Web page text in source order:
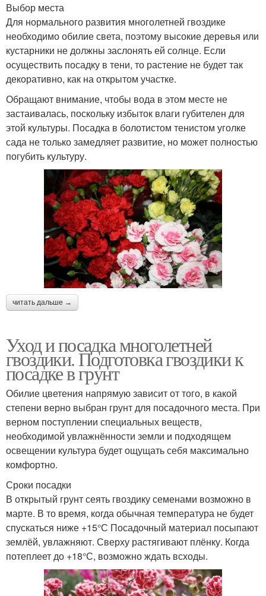
Выбор места
Для нормального развития многолетней гвоздике
необходимо обилие света, поэтому высокие деревья или
кустарники не должны заслонять ей солнце. Если
осуществить посадку в тени, то растение не будет так
декоративно, как на открытом участке.
Обращают внимание, чтобы вода в этом месте не
застаивалась, поскольку избыток влаги губителен для
этой культуры. Посадка в болотистом тенистом уголке
сада не только замедляет развитие, но может полностью
погубить культуру.
читать дальше →
Уход и посадка многолетней
гвоздики. Подготовка гвоздики к
посадке в грунт
Обилие цветения напрямую зависит от того, в какой
степени верно выбран грунт для посадочного места. При
верном поступлении специальных веществ,
необходимой увлажнённости земли и подходящем
освещении культура будет ощущать себя максимально
комфортно.
Сроки посадки
В открытый грунт сеять гвоздику семенами возможно в
марте. В то время, когда обычная температура не будет
спускаться ниже +15°С Посадочный материал посыпают
землёй, увлажняют. Сверху растягивают плёнку. Когда
потеплеет до +18°С, возможно ждать всходы.